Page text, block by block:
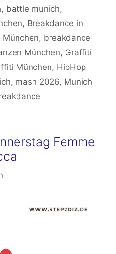
, battle munich,
, Breakdance in
München, breakdance
München, Graffiti
München, HipHop
, mash 2026, Munich
Femme